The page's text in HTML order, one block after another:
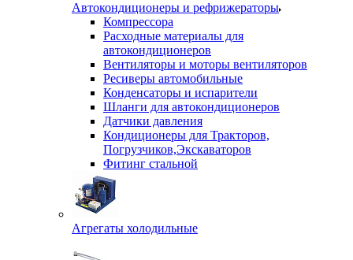
Автокондиционеры и рефрижераторы
Компрессора
Расходные материалы для
автокондиционеров
Вентиляторы и моторы вентиляторов
Ресиверы автомобильные
Конденсаторы и испарители
Шланги для автокондиционеров
Датчики давления
Кондиционеры для Тракторов,
Погрузчиков,Экскаваторов
Фитинг стальной
Агрегаты холодильные